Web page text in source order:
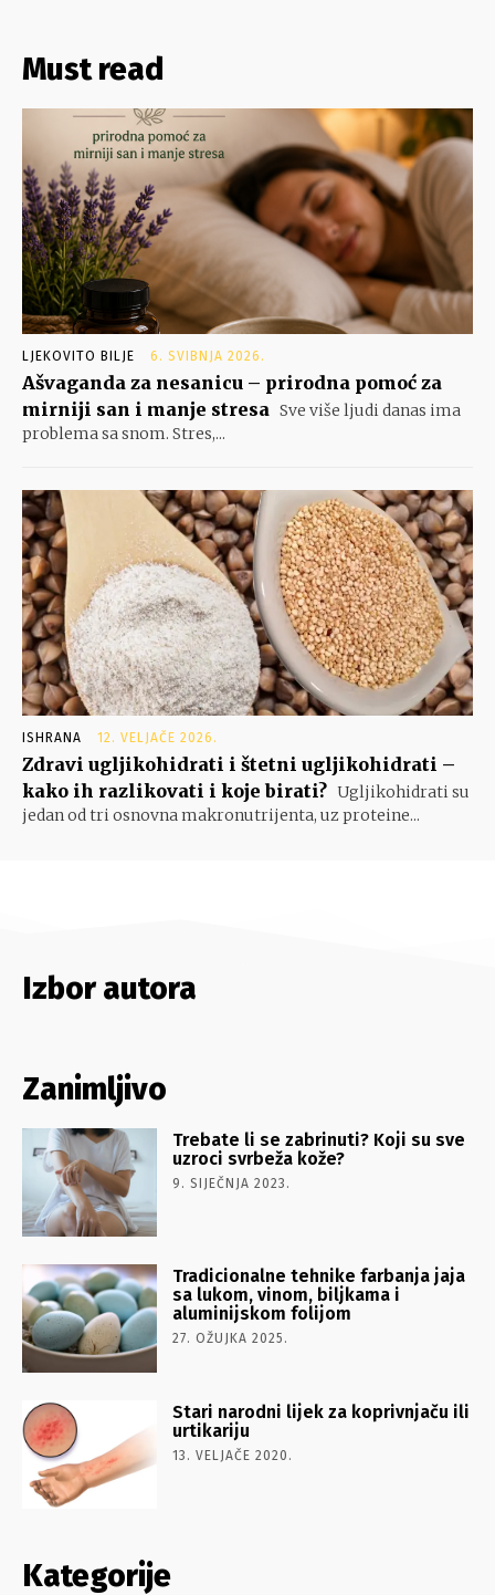
Must read
LJEKOVITO BILJE 6. SVIBNJA 2026.
Ašvaganda za nesanicu – prirodna pomoć za
mirniji san i manje stresa Sve više ljudi danas ima
problema sa snom. Stres,...
ISHRANA 12. VELJAČE 2026.
Zdravi ugljikohidrati i štetni ugljikohidrati –
kako ih razlikovati i koje birati? Ugljikohidrati su
jedan od tri osnovna makronutrijenta, uz proteine...
Izbor autora
Zanimljivo
Trebate li se zabrinuti? Koji su sve
uzroci svrbeža kože?
9. SIJEČNJA 2023.
Tradicionalne tehnike farbanja jaja
sa lukom, vinom, biljkama i
aluminijskom folijom
27. OŽUJKA 2025.
Stari narodni lijek za koprivnjaču ili
urtikariju
13. VELJAČE 2020.
Kategorije